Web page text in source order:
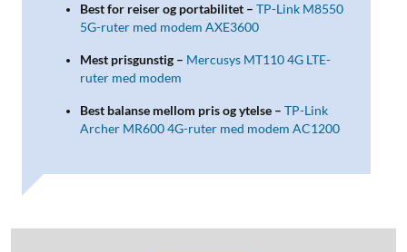
Best for reiser og portabilitet – TP-Link M8550
5G-ruter med modem AXE3600
Mest prisgunstig – Mercusys MT110 4G LTE-
ruter med modem
Best balanse mellom pris og ytelse – TP-Link
Archer MR600 4G-ruter med modem AC1200